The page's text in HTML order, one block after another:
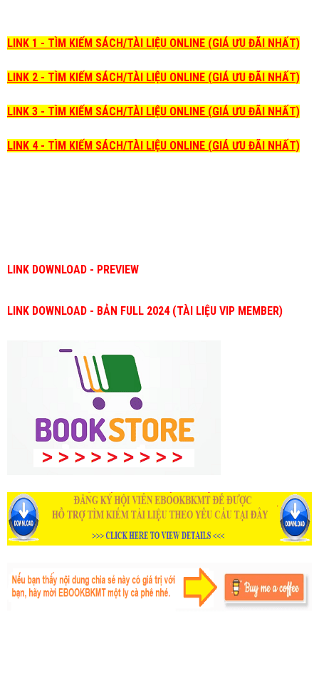
LINK 1 - TÌM KIẾM SÁCH/TÀI LIỆU ONLINE (GIÁ ƯU ĐÃI NHẤT)
LINK 2 - TÌM KIẾM SÁCH/TÀI LIỆU ONLINE (GIÁ ƯU ĐÃI NHẤT)
LINK 3 - TÌM KIẾM SÁCH/TÀI LIỆU ONLINE (GIÁ ƯU ĐÃI NHẤT)
LINK 4 - TÌM KIẾM SÁCH/TÀI LIỆU ONLINE (GIÁ ƯU ĐÃI NHẤT)
LINK DOWNLOAD - PREVIEW
LINK DOWNLOAD - BẢN FULL 2024 (TÀI LIỆU VIP MEMBER)